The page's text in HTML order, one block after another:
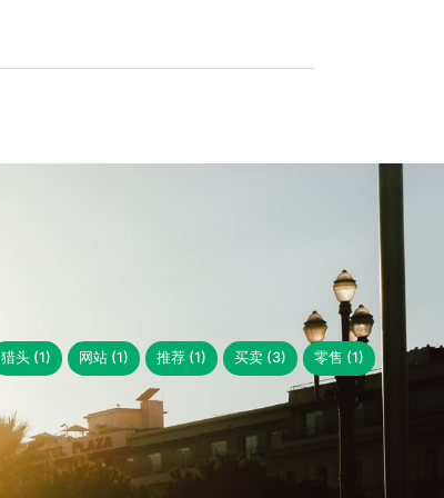
猎头 (1) 网站 (1) 推荐 (1) 买卖 (3) 零售 (1)